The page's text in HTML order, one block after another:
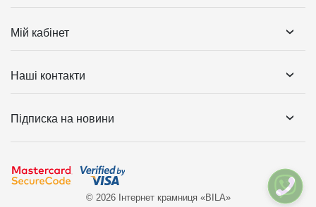
Мій кабінет
Наші контакти
Підписка на новини
© 2026 Інтернет крамниця «BILA»